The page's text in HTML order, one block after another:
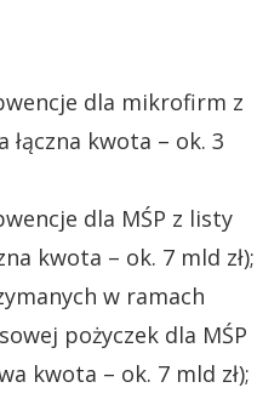
dla mikrofirm z
łączna kwota – ok. 3
dla MŚP z listy
kwota – ok. 7 mld zł);
w ramach
pożyczek dla MŚP
kwota – ok. 7 mld zł);